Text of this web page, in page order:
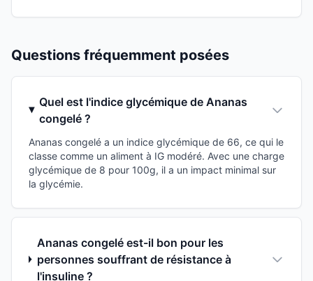
Questions fréquemment posées
Quel est l'indice glycémique de Ananas
congelé ?
Ananas congelé a un indice glycémique de 66, ce qui le
classe comme un aliment à IG modéré. Avec une charge
glycémique de 8 pour 100g, il a un impact minimal sur
la glycémie.
Ananas congelé est-il bon pour les
personnes souffrant de résistance à
l'insuline ?